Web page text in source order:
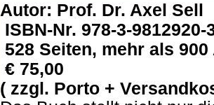
Autor: Prof. Dr. Axel Sell
ISBN-Nr. 978-3-9812920-
528 Seiten, mehr als
€ 75,00
( zzgl. Porto +